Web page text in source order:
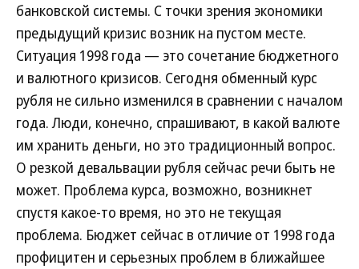
банковской системы. С точки зрения экономики
предыдущий кризис возник на пустом месте.
Ситуация 1998 года — это сочетание бюджетного
и валютного кризисов. Сегодня обменный курс
рубля не сильно изменился в сравнении с началом
года. Люди, конечно, спрашивают, в какой валюте
им хранить деньги, но это традиционный вопрос.
О резкой девальвации рубля сейчас речи быть не
может. Проблема курса, возможно, возникнет
спустя какое-то время, но это не текущая
проблема. Бюджет сейчас в отличие от 1998 года
профицитен и серьезных проблем в ближайшее